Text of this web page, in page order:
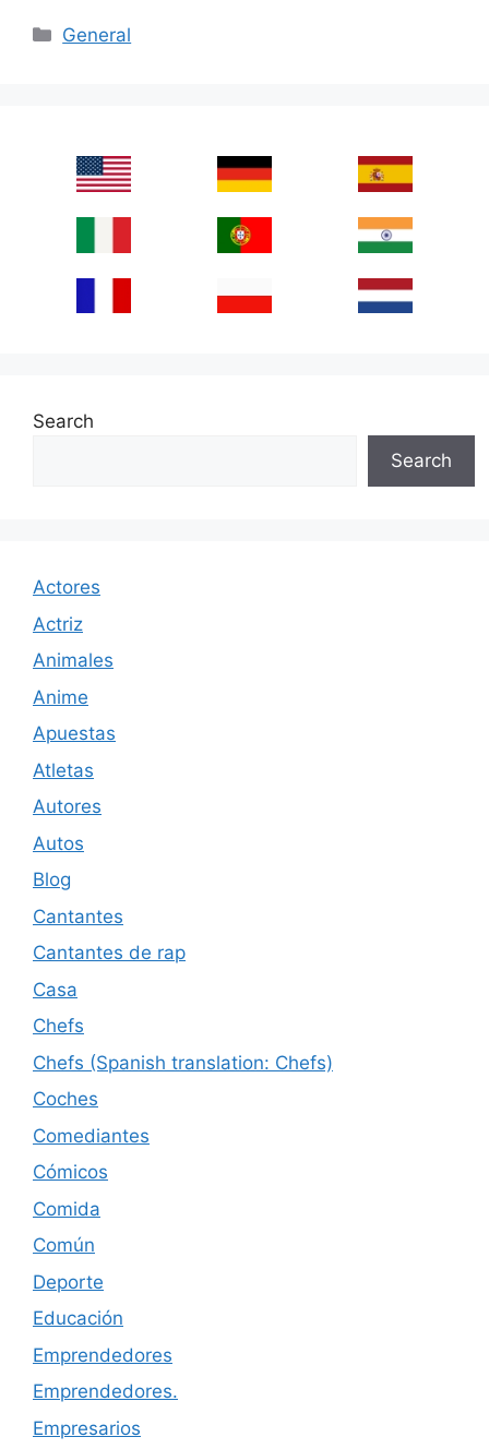
Categories
General
Search
Search
Actores
Actriz
Animales
Anime
Apuestas
Atletas
Autores
Autos
Blog
Cantantes
Cantantes de rap
Casa
Chefs
Chefs (Spanish translation: Chefs)
Coches
Comediantes
Cómicos
Comida
Común
Deporte
Educación
Emprendedores
Emprendedores.
Empresarios